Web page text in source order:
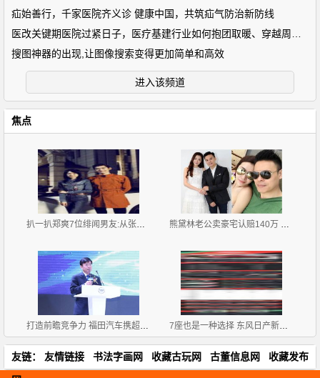
疝始善行，千家医院齐义诊 健康中国，共筑疝气防治新防线
搜图神器的出现,让图像搜索变得更加简单和高效
进入该频道
焦点
扒一扒郑爽7位绯闻男友:从张翰胡彦斌再到杨洋井柏然 熊黛林老公卖豪宅认赔140万 疑急于与前妻划清界限
打造前瞻竞争力 福田汽车携超级卡车军团闪耀上海 7座也是一种选择 东风日产新款奇骏购车手册
友链： 友情链接 书法字画网 收藏古玩网 古董信息网 收藏发布